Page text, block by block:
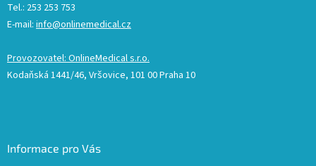
Tel.: 253 253 753
E-mail: info@onlinemedical.cz
Provozovatel: OnlineMedical s.r.o.
Kodaňská 1441/46, Vršovice, 101 00 Praha 10
Informace pro Vás